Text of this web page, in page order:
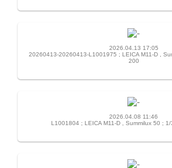
2026.04.13 17:05
20260413-20260413-L1001975 ; LEICA M11-D ,
200
2026.04.08 11:46
L1001804 ; LEICA M11-D , Summilux 50 ;